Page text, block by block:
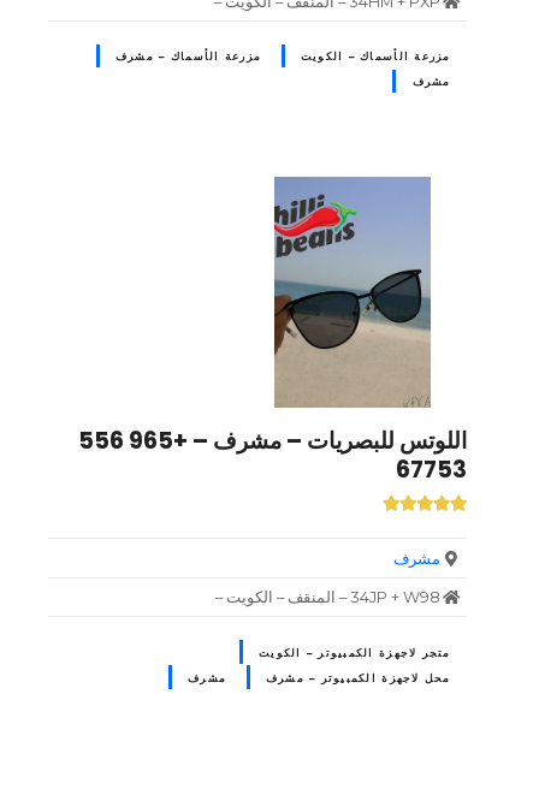
مزرعة الأسماك – الكويت
مزرعة الأسماك – مشرف
مشرف
اللوتس للبصريات – مشرف – +965 556
67753
مشرف
34JP + W98 – المنقف – الكويت –
متجر لاجهزة الكمبيوتر – الكويت
محل لاجهزة الكمبيوتر – مشرف
مشرف